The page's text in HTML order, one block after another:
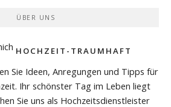
ÜBER UNS
HOCHZEIT-TRAUMHAFT
Sie Ideen, Anregungen und Tipps für
Ihr schönster Tag im Leben liegt
Sie uns als Hochzeitsdienstleister